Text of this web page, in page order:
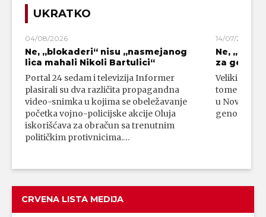
UKRATKO
04/08/2026
Ne, „blokaderi“ nisu „nasmejanog
lica mahali Nikoli Bartulici“
Portal 24 sedam i televizija Informer
plasirali su dva različita propagandna
video-snimka u kojima se obeležavanje
početka vojno-policijske akcije Oluja
iskorišćava za obračun sa trenutnim
političkim protivnicima.…
14/07/2026
Ne,
za
Veliki broj
tome da su
u Novom
genocidni
CRVENA LISTA MEDIJA